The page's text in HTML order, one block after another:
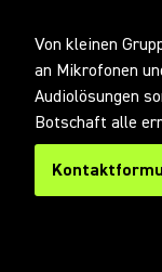
Von kleinen
an Mikrofonen
Audiolösungen
Botschaft alle